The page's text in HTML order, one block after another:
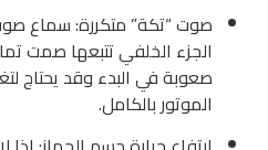
صوت “تكة” متكررة: سماع
الجزء الخلفي تتبعها صمت
صعوبة في البدء وقد يحتاج
الموتور بالكامل.